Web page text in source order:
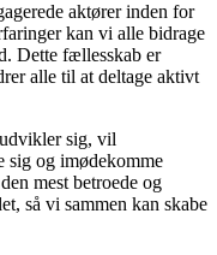
aktører inden for
kan vi alle bidrage
Dette fællesskab er
alle til at deltage aktivt
sig, vil
sig og imødekomme
mest betroede og
så vi sammen kan skabe